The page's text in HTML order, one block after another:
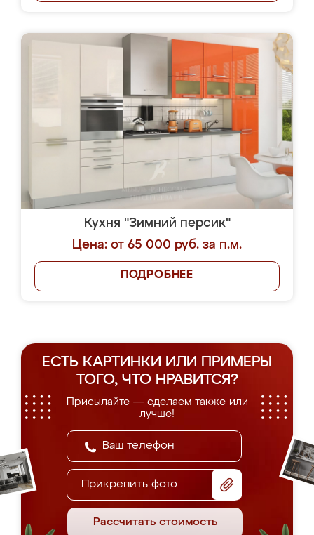
Кухня "Зимний персик"
Цена: от 65 000 руб. за п.м.
ПОДРОБНЕЕ
ЕСТЬ КАРТИНКИ ИЛИ ПРИМЕРЫ
ТОГО, ЧТО НРАВИТСЯ?
Присылайте — сделаем также или
лучше!
Прикрепить фото
Рассчитать стоимость